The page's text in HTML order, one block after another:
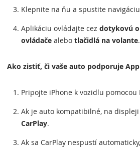
Klepnite na ňu a spustite
Aplikáciu ovládajte cez dotykovú
ovládače alebo tlačidlá na volante.
Ako zistiť, či vaše auto podporuje
Pripojte iPhone k vozidlu
Ak je auto kompatibilné, na
CarPlay.
Ak sa CarPlay nespustí